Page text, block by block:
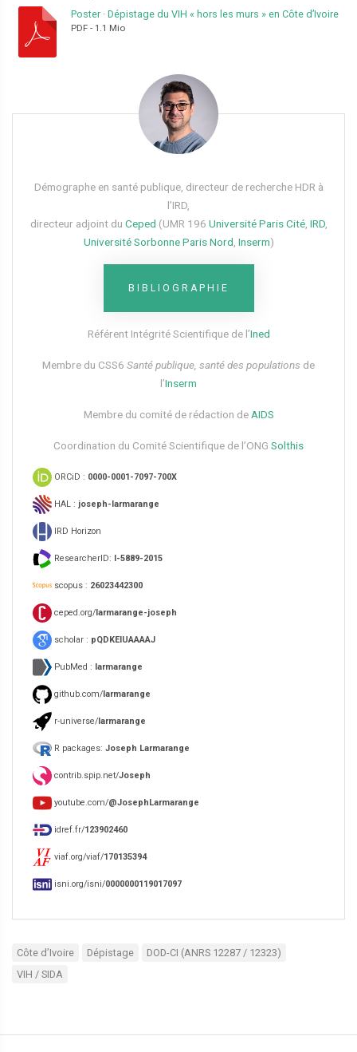
Poster · Dépistage du VIH « hors les murs » en Côte d’Ivoire
PDF - 1.1 Mio
Démographe en santé publique, directeur de recherche HDR à
l’IRD,
directeur adjoint du Ceped (UMR 196 Université Paris Cité, IRD,
Université Sorbonne Paris Nord Inserm)
BIBLIOGRAPHIE
Référent Intégrité Scientifique de l’Ined
Membre du CSS6​ Santé publique, santé des populations de
l’Inserm
Membre du comité de rédaction de AIDS
Coordination du Comité Scientifique de l’ONG Solthis
ORCiD : 0000-0001-7097-700X
HAL : joseph-larmarange
IRD Horizon
ResearcherID: I-5889-2015
scopus : 26023442300
ceped.org/larmarange-joseph
scholar : pQDKEIUAAAAJ
PubMed : larmarange
github.com/larmarange
r-universe/larmarange
R packages: Joseph Larmarange
contrib.spip.net/Joseph
youtube.com/@JosephLarmarange
idref.fr/123902460
viaf.org/viaf/170135394
isni.org/isni/0000000119017097
Côte d’Ivoire Dépistage
DOD-CI (ANRS 12287 / 12323)
VIH / SIDA